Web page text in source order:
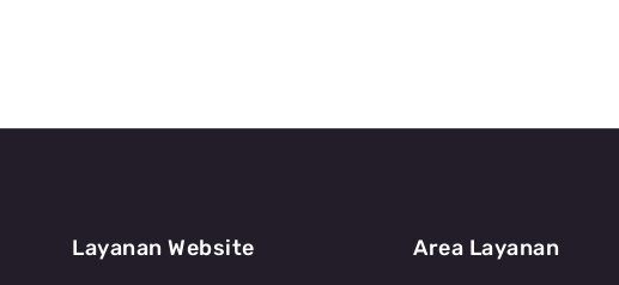
Layanan Website Area Layanan